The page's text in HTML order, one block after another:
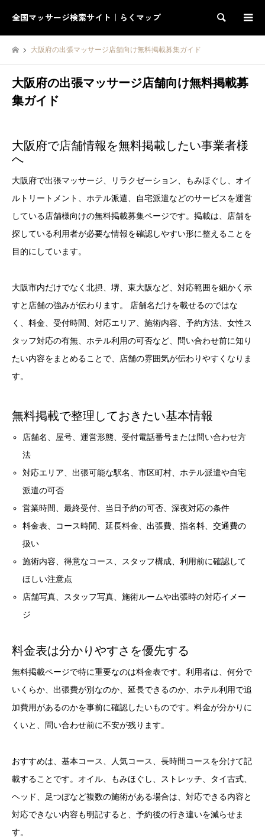
全国マッサージ検索サイト｜らくマップ 検索
大阪府の出張マッサージ店舗向け無料掲載募集ガイド
大阪府の出張マッサージ店舗向け無料掲載募
集ガイド
大阪府で店舗情報を無料掲載したい事業者様
へ
大阪府で出張マッサージ、リラクゼーション、もみほぐし、オイ
ルトリートメント、ホテル派遣、自宅派遣などのサービスを運営
している店舗様向けの無料掲載募集ページです。掲載は、店舗を
探している利用者が必要な情報を確認しやすい形に整えることを
目的にしています。
大阪市内だけでなく北摂、堺、東大阪など、対応範囲を細かく示
すと店舗の強みが伝わります。 店舗名だけを載せるのではな
く、料金、受付時間、対応エリア、施術内容、予約方法、女性ス
タッフ対応の有無、ホテル利用の可否など、問い合わせ前に知り
たい内容をまとめることで、店舗の雰囲気が伝わりやすくなりま
す。
無料掲載で整理しておきたい基本情報
店舗名、屋号、運営形態、受付電話番号または問い合わせ方
法
対応エリア、出張可能な駅名、市区町村、ホテル派遣や自宅
派遣の可否
営業時間、最終受付、当日予約の可否、深夜対応の条件
料金表、コース時間、延長料金、出張費、指名料、交通費の
扱い
施術内容、得意なコース、スタッフ構成、利用前に確認して
ほしい注意点
店舗写真、スタッフ写真、施術ルームや出張時の対応イメー
ジ
料金表は分かりやすさを優先する
無料掲載ページで特に重要なのは料金表です。利用者は、何分で
いくらか、出張費が別なのか、延長できるのか、ホテル利用で追
加費用があるのかを事前に確認したいものです。料金が分かりに
くいと、問い合わせ前に不安が残ります。
おすすめは、基本コース、人気コース、長時間コースを分けて記
載することです。オイル、もみほぐし、ストレッチ、タイ古式、
ヘッド、足つぼなど複数の施術がある場合は、対応できる内容と
対応できない内容も明記すると、予約後の行き違いを減らせま
す。